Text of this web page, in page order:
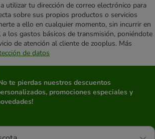
utilizar tu dirección de correo electrónico para
sobre sus propios productos o servicios
a ello en cualquier momento, sin incurrir en
los gastos básicos de transmisión, poniéndote
de atención al cliente de zooplus. Más
de datos
te pierdas nuestros descuentos
promociones especiales y